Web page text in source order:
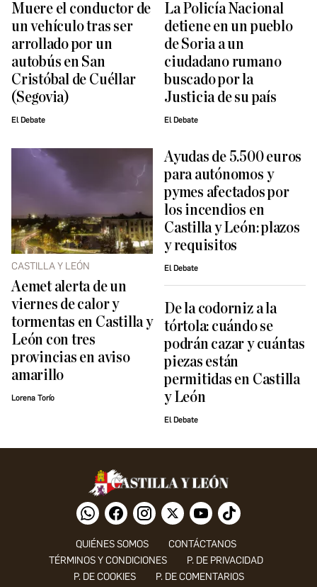
Muere el conductor de
un vehículo tras ser
arrollado por un
autobús en San
Cristóbal de Cuéllar
(Segovia)
El Debate
La Policía Nacional
detiene en un pueblo
de Soria a un
ciudadano rumano
buscado por la
Justicia de su país
El Debate
CASTILLA Y LEÓN
Aemet alerta de un
viernes de calor y
tormentas en Castilla y
León con tres
provincias en aviso
amarillo
Lorena Torío
Ayudas de 5.500 euros
para autónomos y
pymes afectados por
los incendios en
Castilla y León: plazos
y requisitos
El Debate
De la codorniz a la
tórtola: cuándo se
podrán cazar y cuántas
piezas están
permitidas en Castilla
y León
El Debate
QUIÉNES SOMOS
CONTÁCTANOS
TÉRMINOS Y CONDICIONES
P. DE PRIVACIDAD
P. DE COOKIES
P. DE COMENTARIOS